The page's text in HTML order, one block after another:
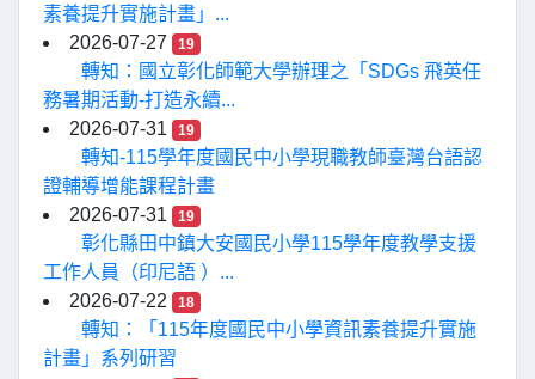
素養提升實施計畫」...
2026-07-27
19
轉知：國立彰化師範大學辦理之「SDGs 飛英任
務暑期活動-打造永續...
2026-07-31
19
轉知-115學年度國民中小學現職教師臺灣台語認
證輔導增能課程計畫
2026-07-31
19
彰化縣田中鎮大安國民小學115學年度教學支援
工作人員（印尼語 ）...
2026-07-22
18
轉知：「115年度國民中小學資訊素養提升實施
計畫」系列研習